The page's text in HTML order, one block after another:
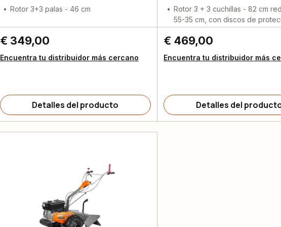
Rotor 3+3 palas - 46 cm
€ 349,00
Encuentra tu distribuidor más cercano
Detalles del producto
Rotor 3 + 3 cuchillas - 82 cm
55-35 cm, con discos de
€ 469,00
Encuentra tu distribuidor más
Detalles del